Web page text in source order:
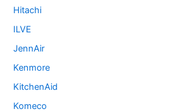
Hitachi
ILVE
JennAir
Kenmore
KitchenAid
Komeco